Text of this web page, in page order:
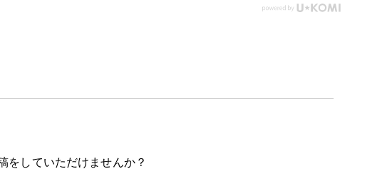
をしていただけませんか？